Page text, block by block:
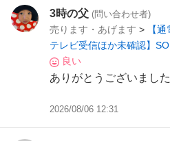
3時の父 (問い合わせ者)
売ります・あげます >
【
テレビ受信ほか未確認】
良い
ありがとうございました
2026/08/06 12:31